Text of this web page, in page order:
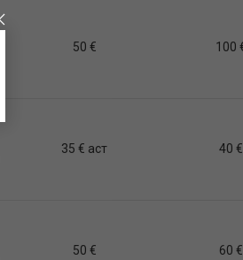
50 € 100
35 € аст 40 €
50 € 60 €